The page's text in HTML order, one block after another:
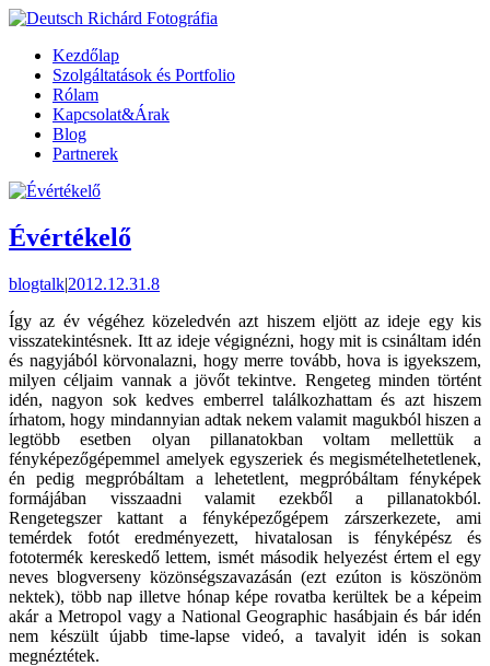
Kezdőlap
Szolgáltatások és Portfolio
Rólam
Kapcsolat&Árak
Blog
Partnerek
Évértékelő
blogtalk|2012.12.31.8
Így az év végéhez közeledvén azt hiszem eljött az ideje egy kis
visszatekintésnek. Itt az ideje végignézni, hogy mit is csináltam idén
és nagyjából körvonalazni, hogy merre tovább, hova is igyekszem,
milyen céljaim vannak a jövőt tekintve. Rengeteg minden történt
idén, nagyon sok kedves emberrel találkozhattam és azt hiszem
írhatom, hogy mindannyian adtak nekem valamit magukból hiszen a
legtöbb esetben olyan pillanatokban voltam mellettük a
fényképezőgépemmel amelyek egyszeriek és megismételhetetlenek,
én pedig megpróbáltam a lehetetlent, megpróbáltam fényképek
formájában visszaadni valamit ezekből a pillanatokból.
Rengetegszer kattant a fényképezőgépem zárszerkezete, ami
temérdek fotót eredményezett, hivatalosan is fényképész és
fototermék kereskedő lettem, ismét második helyezést értem el egy
neves blogverseny közönségszavazásán (ezt ezúton is köszönöm
nektek), több nap illetve hónap képe rovatba kerültek be a képeim
akár a Metropol vagy a National Geographic hasábjain és bár idén
nem készült újabb time-lapse videó, a tavalyit idén is sokan
megnéztétek.